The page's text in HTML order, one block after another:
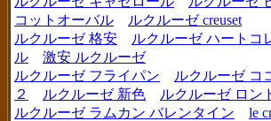
コットオーバル
ルクルーゼ creuset
ルクルーゼ 格安
ルクルーゼ ハートコ
ル
激安 ルクルーゼ
ルクルーゼ フライパン
ルクルーゼ コ
２
ルクルーゼ 新色
ルクルーゼ ロン
ルクルーゼ ラムカン バレンタイン
le